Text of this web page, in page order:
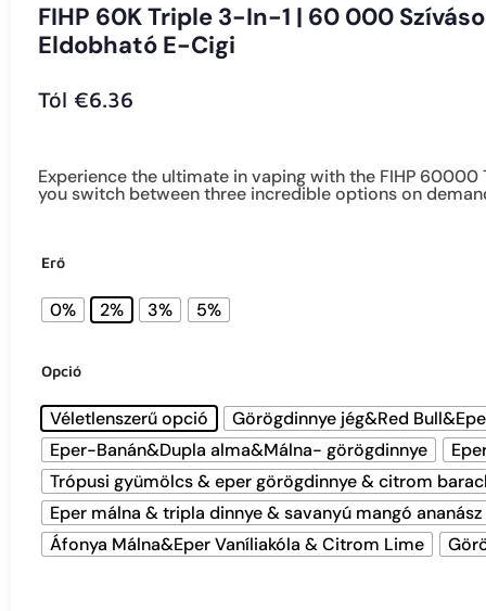
FIHP 60K Triple 3-In-1 | 60 000
Eldobható E-Cigi
Tól €6.36
Experience the ultimate in vaping with the FIHP
you switch between three incredible options on
Erő
0% 2% 3% 5%
Opció
Véletlenszerű opció
Görögdinnye jég&Red
Eper-Banán&Dupla alma&Málna- görögdinnye
Trópusi gyümölcs & eper görögdinnye & citrom
Eper málna & tripla dinnye & savanyú mangó ananász
Áfonya Málna&Eper Vaníliakóla & Citrom Lime